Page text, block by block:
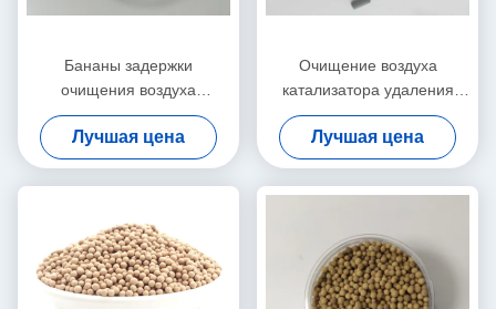
Бананы задержки
очищения воздуха
катализатора
обессеривания удаления
этилена зрея
Лучшая цена
Очищение воздуха
катализатора удаления
NOx окисей азота зерна
для очищая завода
Лучшая цена